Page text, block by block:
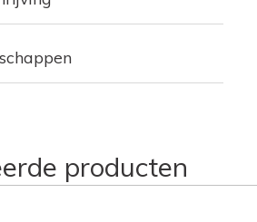
producten